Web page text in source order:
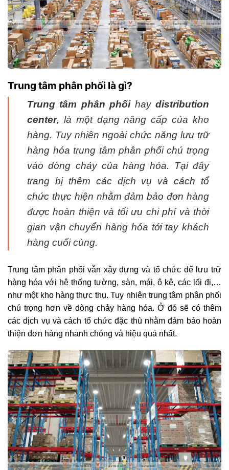
Trung tâm phân phối là gì?
Trung tâm phân phốihaydistribution
center, là một dạng nâng cấp của kho
hàng. Tuy nhiên ngoài chức năng lưu trữ
hàng hóa trung tâm phân phối chú trọng
vào dòng chảy của hàng hóa. Tại đây
trang bị thêm các dịch vụ và cách tổ
chức thực hiện nhằm đảm bảo đơn hàng
được hoàn thiện và tối ưu chi phí và thời
gian vận chuyển hàng hóa tới tay khách
hàng cuối cùng.
Trung tâm phân phối vẫn xây dựng và tổ chức để lưu trữ
hàng hóa với hệ thống tường, sàn, mái, ô kệ, các lối đi,…
như một kho hàng thực thụ. Tuy nhiên trung tâm phân phối
chú trọng hơn về dòng chảy hàng hóa. Ở đó sẽ có thêm
các dịch vụ và cách tổ chức đặc thù nhằm đảm bảo hoàn
thiện đơn hàng nhanh chóng và hiệu quả nhất.